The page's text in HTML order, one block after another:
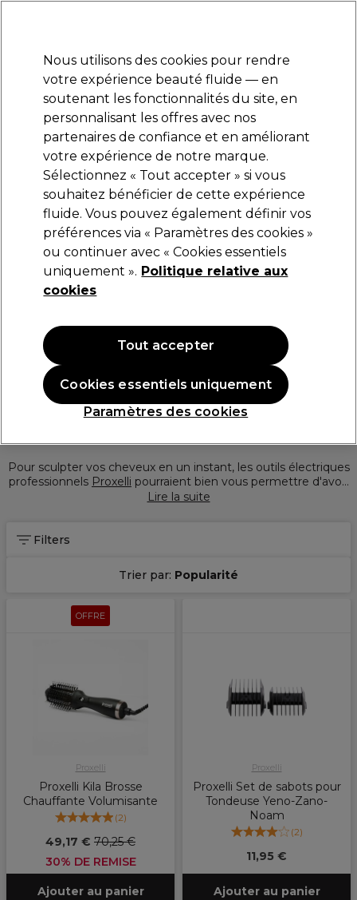
Se connecter
Marques Bons plans 🌟 Coiffure Electro et Matériel
Livraison le lendemain*
Après expédition, du lundi au vendredi
Marques Proxelli
Proxelli
Pour sculpter vos cheveux en un instant, les outils électriques
professionnels Proxelli
les cheveux dont vous revez. Sa gamme de sèche-cheveux
Lire la suite
Filters
Trier par: Popularité
OFFRE
Proxelli
Proxelli Kila Brosse
Chauffante Volumisante
(2)
49,17 € 70,25 €
30% DE REMISE
Ajouter au panier
Proxelli
Proxelli Set de sabots pour
Tondeuse Yeno-Zano-
Noam
(2)
11,95 €
Ajouter au panier
Nous utilisons des cookies pour rendre
votre expérience beauté fluide — en
soutenant les fonctionnalités du site, en
personnalisant les offres avec nos
partenaires de confiance et en améliorant
votre expérience de notre marque.
Sélectionnez « Tout accepter » si vous
souhaitez bénéficier de cette expérience
fluide. Vous pouvez également définir vos
préférences via « Paramètres des cookies »
ou continuer avec « Cookies essentiels
uniquement ». Politique relative aux
cookies
Paramètres des cookies
Cookies essentiels uniquement
Tout accepter